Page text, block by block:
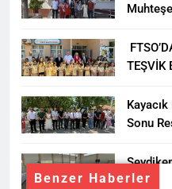
Benzer Haberler
TEŞVİK
Sonu
Haftası